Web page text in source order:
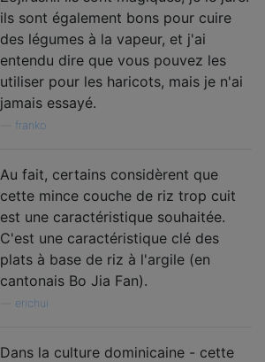
ils sont également bons pour cuire
des légumes à la vapeur, et j'ai
entendu dire que vous pouvez les
utiliser pour les haricots, mais je n'ai
jamais essayé.
franko
Au fait, certains considèrent que
cette mince couche de riz trop cuit
est une caractéristique souhaitée.
C'est une caractéristique clé des
plats à base de riz à l'argile (en
cantonais Bo Jia Fan).
erichui
Dans la culture dominicaine - cette